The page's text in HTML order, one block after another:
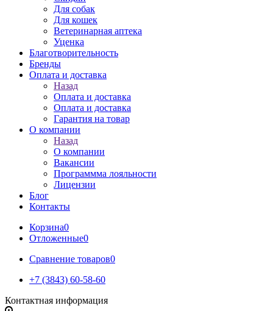
Для собак
Для кошек
Ветеринарная аптека
Уценка
Благотворительность
Бренды
Оплата и доставка
Назад
Оплата и доставка
Оплата и доставка
Гарантия на товар
О компании
Назад
О компании
Вакансии
Программма лояльности
Лицензии
Блог
Контакты
Корзина0
Отложенные0
Сравнение товаров0
+7 (3843) 60-58-60
Контактная информация